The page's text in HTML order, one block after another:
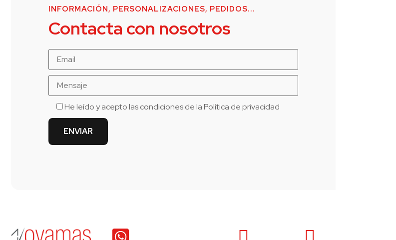
INFORMACIÓN, PERSONALIZACIONES, PEDIDOS...
Contacta con nosotros
He leído y acepto las condiciones de laPolítica de privacidad